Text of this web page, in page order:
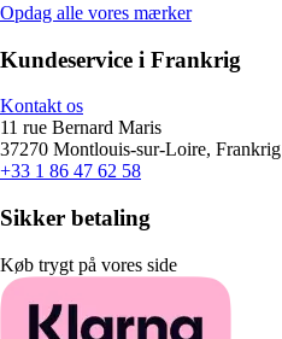
Opdag alle vores mærker
Kundeservice i Frankrig
Kontakt os
11 rue Bernard Maris
37270 Montlouis-sur-Loire, Frankrig
+33 1 86 47 62 58
Sikker betaling
Køb trygt på vores side